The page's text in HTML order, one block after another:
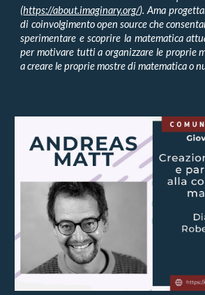
(https://about.imaginary.org/). Ama
di coinvolgimento open source che
sperimentare e scoprire la matematica
per motivare tutti a organizzare le proprie
a creare le proprie mostre di matematica o